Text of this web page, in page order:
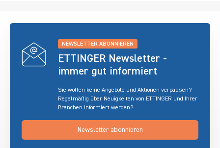
NEWSLETTER ABONNIEREN
ETTINGER Newsletter -
immer gut informiert
Sie wollen keine Angebote und Aktionen verpassen?
Regelmäßig über Neuigkeiten von ETTINGER und Ihrer
Branchen informiert werden?
Newsletter abonnieren